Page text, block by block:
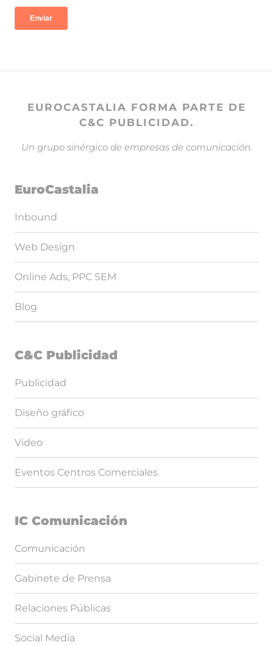
EUROCASTALIA FORMA PARTE DE
C&C PUBLICIDAD.
Un grupo sinérgico de empresas de comunicación.
EuroCastalia
Inbound
Web Design
Online Ads, PPC SEM
Blog
C&C Publicidad
Publicidad
Diseño gráfico
Video
Eventos Centros Comerciales
IC Comunicación
Comunicación
Gabinete de Prensa
Relaciones Públicas
Social Media